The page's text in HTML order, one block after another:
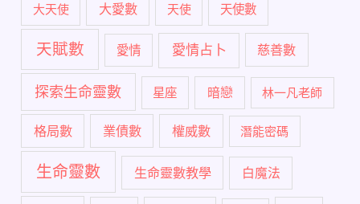
大天使 大愛數 天使 天使數
天賦數 愛情 愛情占卜 慈善數
探索生命靈數 星座 暗戀 林一凡老師
格局數 業債數 權威數 潛能密碼
生命靈數 生命靈數教學 白魔法